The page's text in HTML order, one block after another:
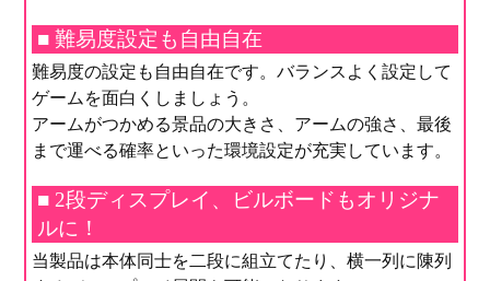
■ 難易度設定も自由自在
難易度の設定も自由自在です。バランスよく設定して
ゲームを面白くしましょう。
アームがつかめる景品の大きさ、アームの強さ、最後
まで運べる確率といった環境設定が充実しています。
■ 2段ディスプレイ、ビルボードもオリジナ
ルに！
当製品は本体同士を二段に組立てたり、横一列に陳列